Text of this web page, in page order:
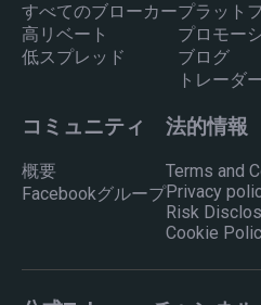
すべてのブローカー
高リベート
低スプレッド
プラット
プロモー
ブログ
トレーダ
コミュニティ
概要
Facebookグループ
法的情報
Terms and
Privacy
Risk
Cookie